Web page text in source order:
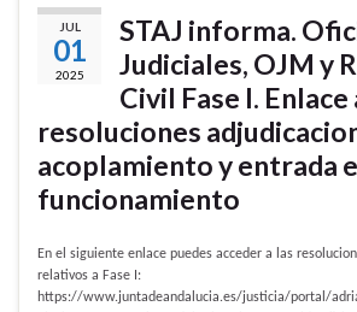
JUL
01
2025
STAJ informa.
Judiciales, OJM y
Civil Fase I. Enlace
resoluciones
acoplamiento y entrada
funcionamiento
En el siguiente enlace puedes acceder a las
relativos a Fase I:
https://www.juntadeandalucia.es/justicia/portal/